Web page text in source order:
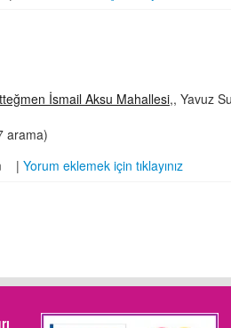
İsmail Aksu Mahallesi,, Yavuz
arama)
| Yorum eklemek için tıklayınız